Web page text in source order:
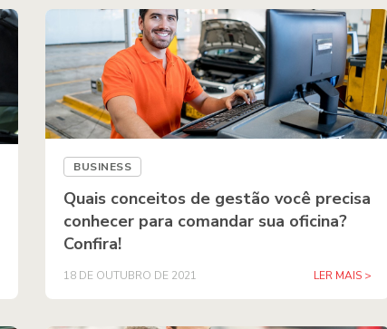
BUSINESS
Quais conceitos de gestão você precisa
conhecer para comandar sua oficina?
Confira!
18 DE OUTUBRO DE 2021 LER MAIS >